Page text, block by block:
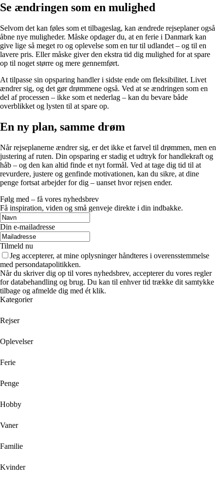
Se ændringen som en mulighed
Selvom det kan føles som et tilbageslag, kan ændrede rejseplaner også
åbne nye muligheder. Måske opdager du, at en ferie i Danmark kan
give lige så meget ro og oplevelse som en tur til udlandet – og til en
lavere pris. Eller måske giver den ekstra tid dig mulighed for at spare
op til noget større og mere gennemført.
At tilpasse sin opsparing handler i sidste ende om fleksibilitet. Livet
ændrer sig, og det gør drømmene også. Ved at se ændringen som en
del af processen – ikke som et nederlag – kan du bevare både
overblikket og lysten til at spare op.
En ny plan, samme drøm
Når rejseplanerne ændrer sig, er det ikke et farvel til drømmen, men en
justering af ruten. Din opsparing er stadig et udtryk for handlekraft og
håb – og den kan altid finde et nyt formål. Ved at tage dig tid til at
revurdere, justere og genfinde motivationen, kan du sikre, at dine
penge fortsat arbejder for dig – uanset hvor rejsen ender.
Følg med – få vores nyhedsbrev
Få inspiration, viden og små genveje direkte i din indbakke.
Din e-mailadresse
Tilmeld nu
Jeg accepterer, at mine oplysninger håndteres i overensstemmelse
med persondatapolitikken.
Når du skriver dig op til vores nyhedsbrev, accepterer du vores regler
for databehandling og brug. Du kan til enhver tid trække dit samtykke
tilbage og afmelde dig med ét klik.
Kategorier
Rejser
Oplevelser
Ferie
Penge
Hobby
Vaner
Familie
Kvinder